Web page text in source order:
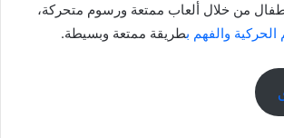
من خلال ألعاب ممتعة ورسوم متحركة،
الحركية والفهم بطريقة ممتعة وبسيطة.